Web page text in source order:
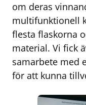
om deras
multifunktionell
flesta flaskorna
material. Vi fick
samarbete med
för att kunna